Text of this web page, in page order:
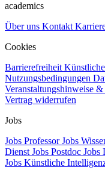
academics
Über uns Kontakt
Cookies
Barrierefreiheit
Nutzungsbedingungen
Veranstaltungshinweise
Vertrag widerrufen
Jobs
Jobs ProfessorJobs
Dienst Jobs Postdoc Jobs
Jobs Künstliche